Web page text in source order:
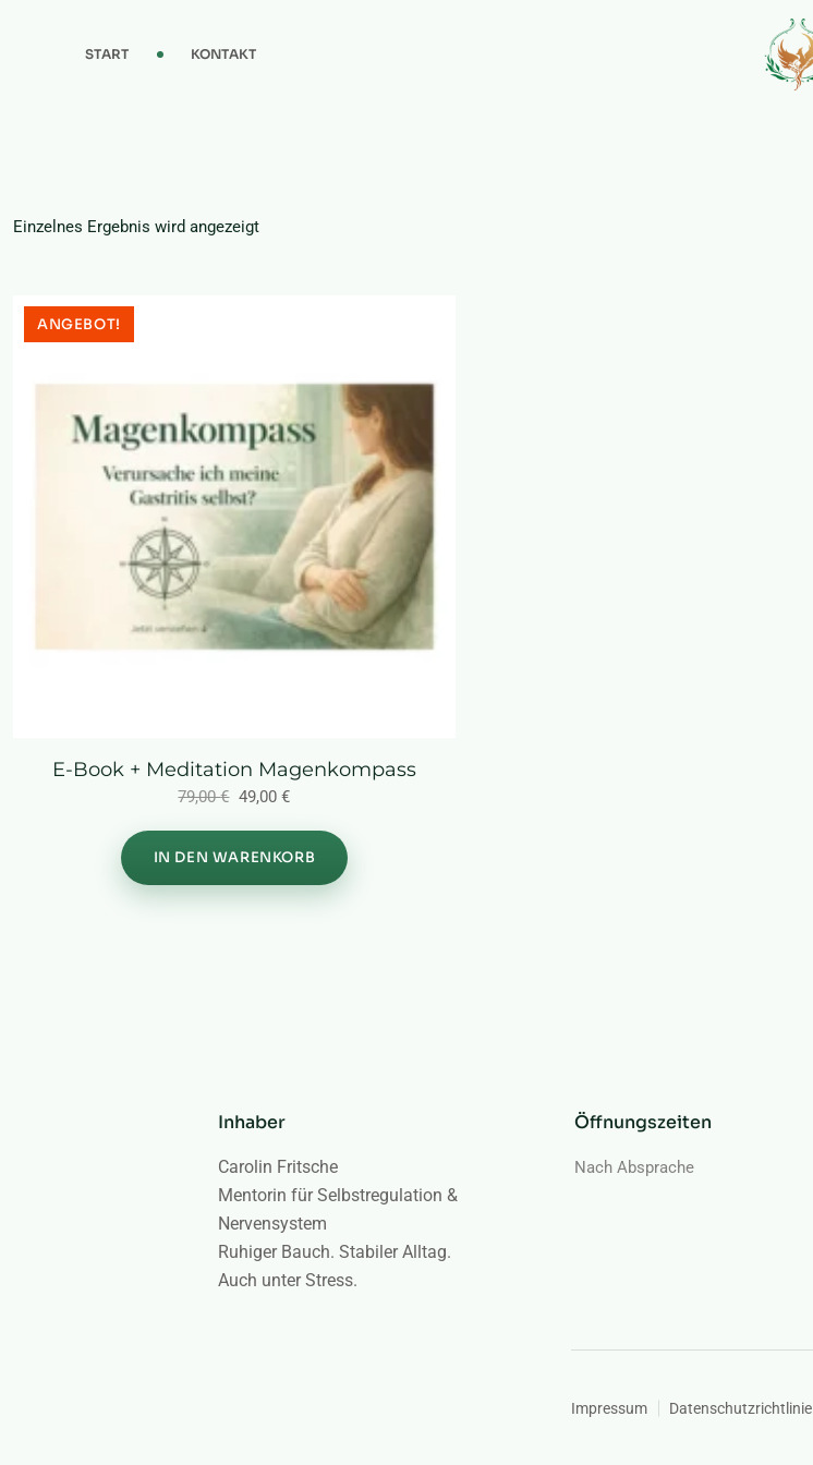
START KONTAKT
Einzelnes Ergebnis wird angezeigt
ANGEBOT!
E-Book + Meditation Magenkompass
79,00€ Ursprünglicher
79,00 €
49,00€Aktueller
49,00 €.
IN DEN WARENKORB
Inhaber
Carolin Fritsche
Mentorin für Selbstregulation &
Nervensystem
Ruhiger Bauch. Stabiler Alltag.
Auch unter Stress.
Öffnungszeiten
Nach Absprache
Impressum Datenschutzrichtlinie